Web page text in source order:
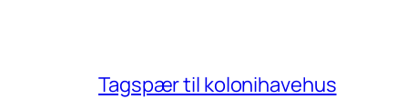
Tagspær til kolonihavehus